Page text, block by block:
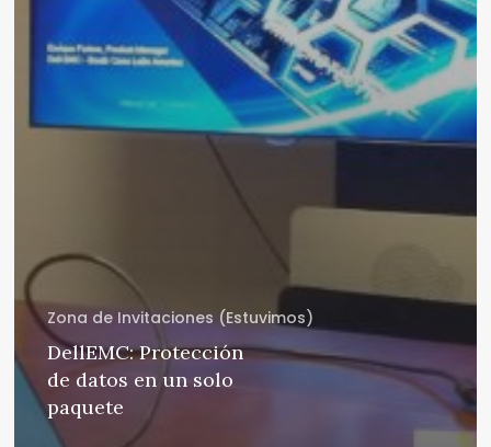
Zona de Invitaciones (Estuvimos)
DellEMC: Protección
de datos en un solo
paquete